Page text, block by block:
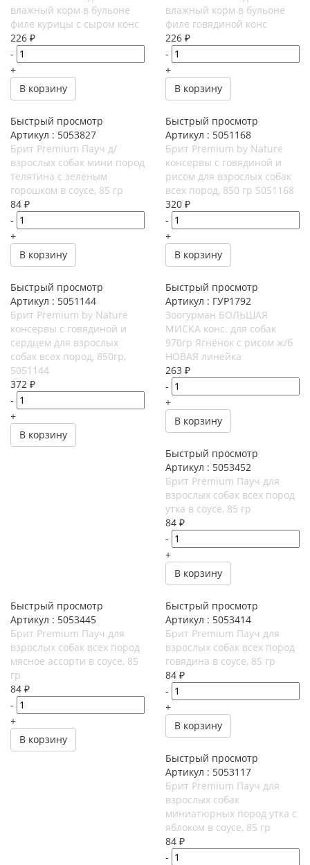
влажный корм в бульоне
филе курицы с сыром конс
226 ₽
-
+
В корзину
влажный корм в бульоне
филе говядиной конс
226 ₽
-
+
В корзину
Быстрый просмотр
Артикул : 5053827
Брит Premium Пауч д/
взрослых собак мини пород
телятина с зеленым
горошком в соусе, 85 гр
84 ₽
-
+
В корзину
Быстрый просмотр
Артикул : 5051168
Брит Premium by Nature
консервы с говядиной и
рисом для взрослых собак
всех пород, 850 гр 5051168
320 ₽
-
+
В корзину
Быстрый просмотр
Артикул : 5051144
Брит Premium by Nature
консервы с говядиной и
сердцем для взрослых
собак всех пород, 850гр,
5051144
372 ₽
-
+
В корзину
Быстрый просмотр
Артикул : ГУР1792
Зоогурман БОЛЬШАЯ
МИСКА конс. для собак
970гр Ягнёнок с рисом ж/б
НОВАЯ линейка
263 ₽
-
+
В корзину
Быстрый просмотр
Артикул : 5053452
Брит Premium Пауч для
взрослых собак всех пород
утка в соусе, 85 гр
84 ₽
-
+
В корзину
Быстрый просмотр
Артикул : 5053445
Брит Premium Пауч для
взрослых собак всех пород
мясное ассорти в соусе, 85
гр
84 ₽
-
+
В корзину
Быстрый просмотр
Артикул : 5053414
Брит Premium Пауч для
взрослых собак всех пород
говядина в соусе, 85 гр
84 ₽
-
+
В корзину
Быстрый просмотр
Артикул : 5053117
Брит Premium Пауч для
взрослых собак
миниатюрных пород утка с
яблоком в соусе, 85 гр
84 ₽
-